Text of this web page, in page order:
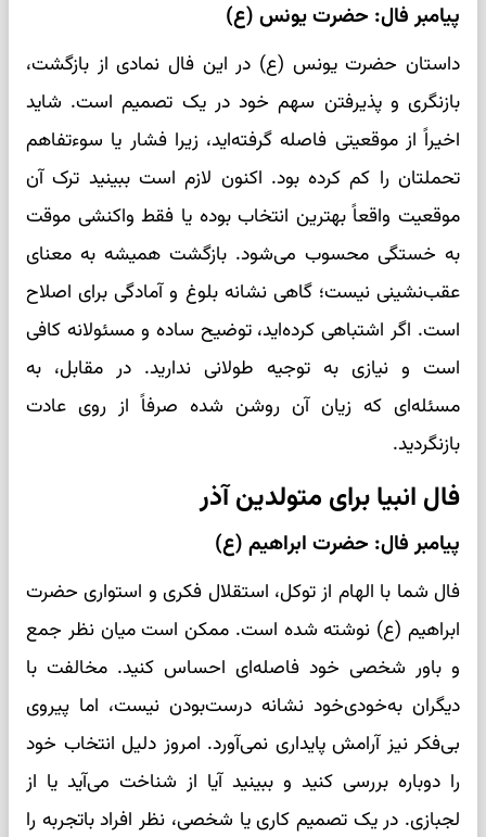
پیامبر فال: حضرت یونس (ع)
داستان حضرت یونس (ع) در این فال نمادی از بازگشت،
بازنگری و پذیرفتن سهم خود در یک تصمیم است. شاید
اخیراً از موقعیتی فاصله گرفته‌اید، زیرا فشار یا سوءتفاهم
تحملتان را کم کرده بود. اکنون لازم است ببینید ترک آن
موقعیت واقعاً بهترین انتخاب بوده یا فقط واکنشی موقت
به خستگی محسوب می‌شود. بازگشت همیشه به معنای
عقب‌نشینی نیست؛ گاهی نشانه بلوغ و آمادگی برای اصلاح
است. اگر اشتباهی کرده‌اید، توضیح ساده و مسئولانه کافی
است و نیازی به توجیه طولانی ندارید. در مقابل، به
مسئله‌ای که زیان آن روشن شده صرفاً از روی عادت
بازنگردید.
فال انبیا برای متولدین آذر
پیامبر فال: حضرت ابراهیم (ع)
فال شما با الهام از توکل، استقلال فکری و استواری حضرت
ابراهیم (ع) نوشته شده است. ممکن است میان نظر جمع
و باور شخصی خود فاصله‌ای احساس کنید. مخالفت با
دیگران به‌خودی‌خود نشانه درست‌بودن نیست، اما پیروی
بی‌فکر نیز آرامش پایداری نمی‌آورد. امروز دلیل انتخاب خود
را دوباره بررسی کنید و ببینید آیا از شناخت می‌آید یا از
لجبازی. در یک تصمیم کاری یا شخصی، نظر افراد باتجربه را